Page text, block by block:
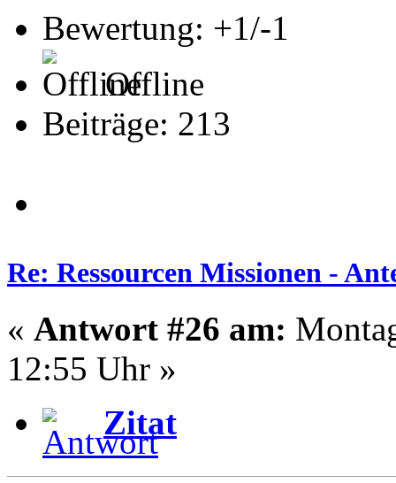
Bewertung: +1/-1
Offline
Beiträge: 213
Re: Ressourcen Missionen -
« Antwort #26 am:
12:55 Uhr »
Zitat